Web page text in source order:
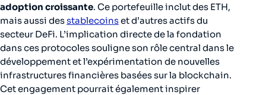
adoption croissante. Ce portefeuille inclut des ETH,
mais aussi desstablecoinset d’autres actifs du
secteur DeFi. L’implication directe de la fondation
dans ces protocoles souligne son rôle central dans le
développement et l’expérimentation de nouvelles
infrastructures financières basées sur la blockchain.
Cet engagement pourrait également inspirer